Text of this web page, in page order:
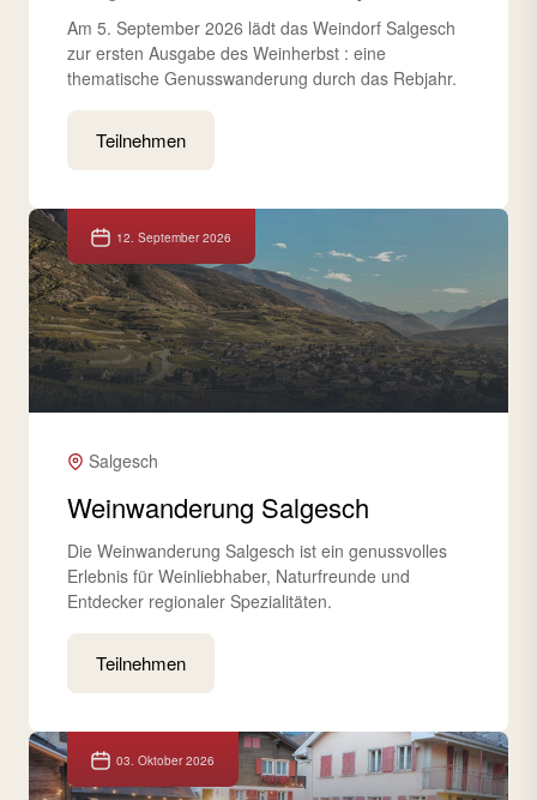
Am 5. September 2026 lädt das Weindorf Salgesch
zur ersten Ausgabe des Weinherbst : eine
thematische Genusswanderung durch das Rebjahr.
Teilnehmen
12. September 2026
Salgesch
Weinwanderung Salgesch
Die Weinwanderung Salgesch ist ein genussvolles
Erlebnis für Weinliebhaber, Naturfreunde und
Entdecker regionaler Spezialitäten.
Teilnehmen
03. Oktober 2026